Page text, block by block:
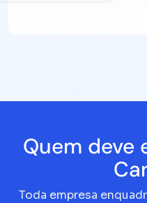
Quem deve
Toda empresa